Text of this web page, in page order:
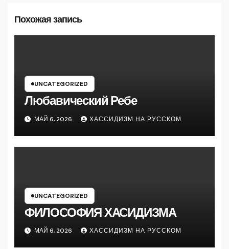
Похожая запись
UNCATEGORIZED
Любавический Ребе
МАЙ 6, 2026 ХАССИДИЗМ НА РУССКОМ
UNCATEGORIZED
ФИЛОСОФИЯ ХАСИДИЗМА
МАЙ 6, 2026 ХАССИДИЗМ НА РУССКОМ